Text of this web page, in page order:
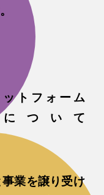
トフォーム
ついて
業を譲り受け